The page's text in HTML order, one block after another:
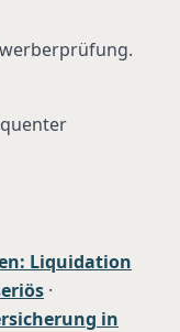
Liquidation
·
in